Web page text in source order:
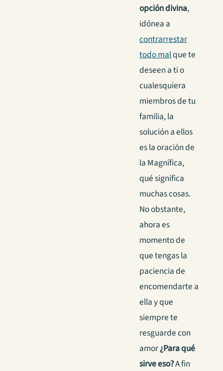
opción divina,
idónea a
contrarrestar
todo malque te
deseen a ti o
cualesquiera
miembros de tu
familia, la
solución a ellos
es la oración de
la Magnífica,
qué significa
muchas cosas.
No obstante,
ahora es
momento de
que tengas la
paciencia de
encomendarte a
ella y que
siempre te
resguarde con
amor¿Para qué
sirve eso?A fin